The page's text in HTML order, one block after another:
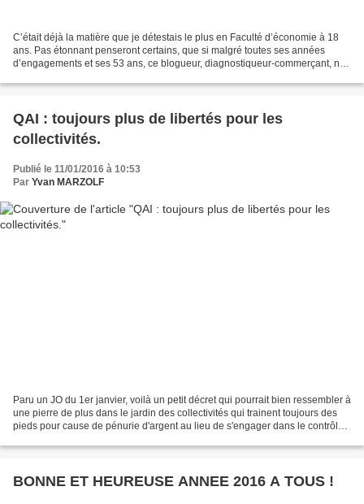
C’était déjà la matière que je détestais le plus en Faculté d’économie à 18
ans. Pas étonnant penseront certains, que si malgré toutes ses années
d’engagements et ses 53 ans, ce blogueur, diagnostiqueur-commerçant, ne
QAI : toujours plus de libertés pour les
collectivités.
Publié le 11/01/2016 à 10:53
Par Yvan MARZOLF
Paru un JO du 1er janvier, voilà un petit décret qui pourrait bien ressembler à
une pierre de plus dans le jardin des collectivités qui trainent toujours des
pieds pour cause de pénurie d'argent au lieu de s'engager dans le contrôle
BONNE ET HEUREUSE ANNEE 2016 A TOUS !